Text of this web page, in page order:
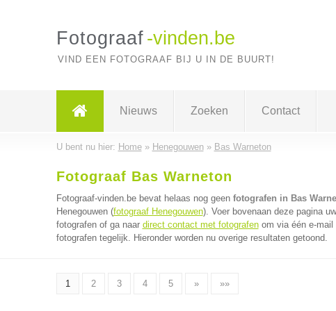
Fotograaf -vinden.be
VIND EEN FOTOGRAAF BIJ U IN DE BUURT!
Nieuws Zoeken Contact
U bent nu hier: Home» Henegouwen» Bas Warneton
Fotograaf Bas Warneton
Fotograaf-vinden.be bevat helaas nog geen fotografen in Bas
Henegouwen (fotograaf Henegouwen). Voer bovenaan deze pagina
fotografen of ga naar direct contact met fotografenom via één e-mail
fotografen tegelijk. Hieronder worden nu overige resultaten getoond.
1 2 3 4 5 » »»